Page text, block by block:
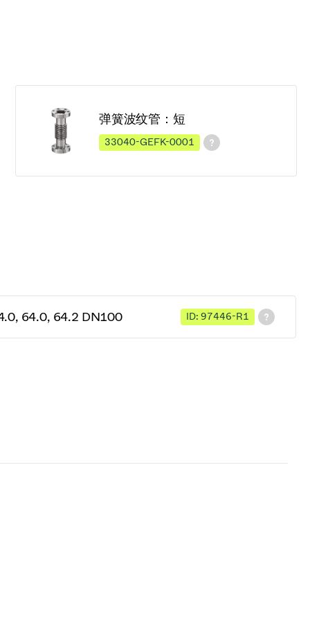
弹簧波纹管：短
33040-GEFK-0001
64.0, 64.2 DN100 ID: 97446-R1